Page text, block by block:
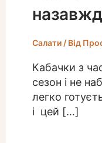
Салати/ Від
Кабачки з
сезон і не
легко
і цей […]